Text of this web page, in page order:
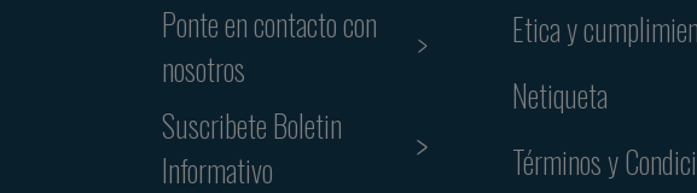
Ponte en contacto con
nosotros
Suscribete Boletin
Informativo
Etica y
Netiqueta
Términos y